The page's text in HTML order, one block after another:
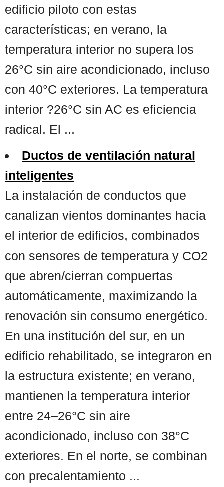
edificio piloto con estas
características; en verano, la
temperatura interior no supera los
26°C sin aire acondicionado, incluso
con 40°C exteriores. La temperatura
interior ?26°C sin AC es eficiencia
radical. El ...
Ductos de ventilación natural
inteligentes
La instalación de conductos que
canalizan vientos dominantes hacia
el interior de edificios, combinados
con sensores de temperatura y CO2
que abren/cierran compuertas
automáticamente, maximizando la
renovación sin consumo energético.
En una institución del sur, en un
edificio rehabilitado, se integraron en
la estructura existente; en verano,
mantienen la temperatura interior
entre 24–26°C sin aire
acondicionado, incluso con 38°C
exteriores. En el norte, se combinan
con precalentamiento ...